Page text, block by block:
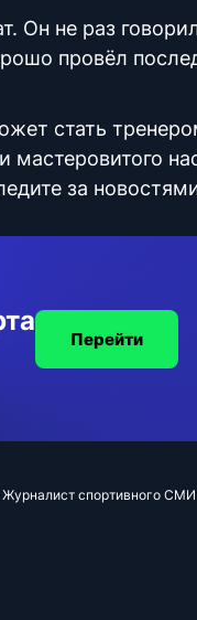
Он не раз
провёл
стать
за
Перейти
Журналист спортивного СМИ